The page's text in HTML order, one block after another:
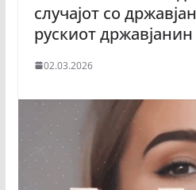
случајот со
рускиот
02.03.2026